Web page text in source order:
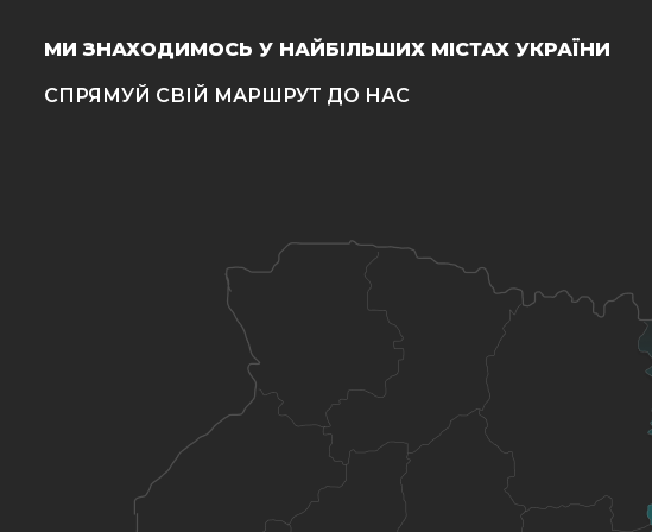
МИ ЗНАХОДИМОСЬ У НАЙБІЛЬШИХ МІСТАХ УКРАЇНИ
СПРЯМУЙ СВІЙ МАРШРУТ ДО НАС